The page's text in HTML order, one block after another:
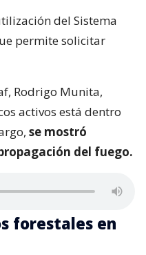
del Sistema
permite solicitar
Rodrigo Munita,
activos está dentro
se mostró
del fuego.
forestales en